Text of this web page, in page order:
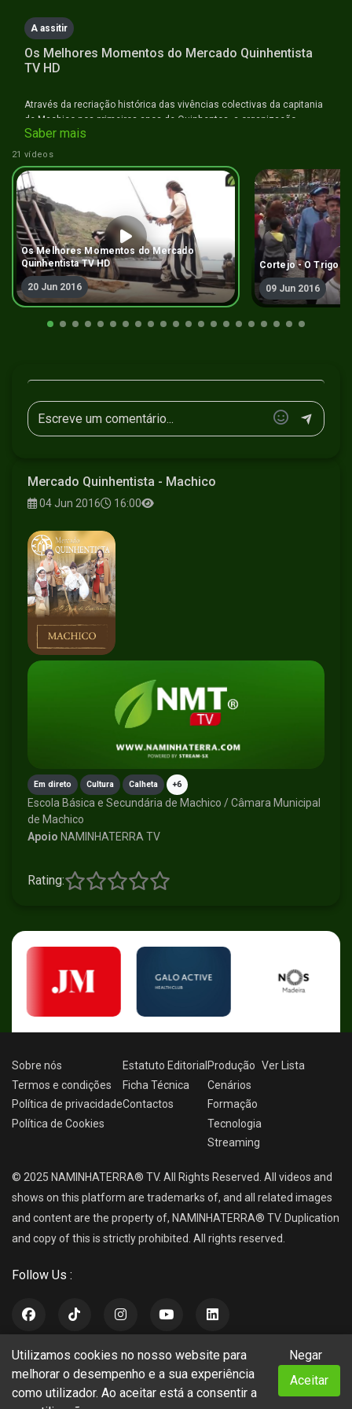
A assitir
Os Melhores Momentos do Mercado Quinhentista
TV HD
Através da recriação histórica das vivências colectivas da capitania
de Machico nos primeiros anos de Quinhentos, a organização
pretende sensibilizar para a defesa da identidade cultural da
população de Machico, valorizando-a no contexto do património
histórico português.
Saber mais
21 vídeos
Os Melhores Momentos do Mercado
Quinhentista TV HD
20 Jun 2016
Cortejo - O Trigo
09 Jun 2016
Mercado Quinhentista - Machico
04 Jun 2016 16:00
Em direto Cultura Calheta +6
Escola Básica e Secundária de Machico / Câmara Municipal
de Machico
Apoio NAMINHATERRA TV
Rating:
Utilizamos cookies no nosso website para
melhorar o desempenho e a sua experiência
como utilizador. Ao aceitar está a consentir a
Negar
Aceitar
Sobre nós
Termos e condições
Política de privacidade
Política de Cookies
Estatuto Editorial
Ficha Técnica
Contactos
Produção
Cenários
Formação
Tecnologia
Streaming
Ver Lista
© 2025 NAMINHATERRA® TV. All Rights Reserved. All videos and
shows on this platform are trademarks of, and all related images
and content are the property of, NAMINHATERRA® TV. Duplication
and copy of this is strictly prohibited. All rights reserved.
Follow Us :
NAMINHATERRA® TV